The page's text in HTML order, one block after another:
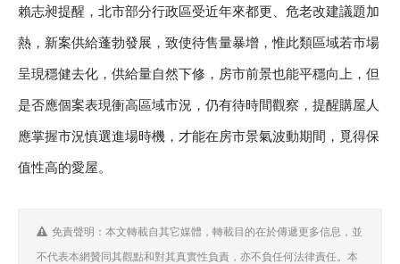
賴志昶提醒，北市部分行政區受近年來都更、危老改建議題加
熱，新案供給蓬勃發展，致使待售量暴增，惟此類區域若市場
呈現穩健去化，供給量自然下修，房市前景也能平穩向上，但
是否應個案表現衝高區域市況，仍有待時間觀察，提醒購屋人
應掌握市況慎選進場時機，才能在房市景氣波動期間，覓得保
值性高的愛屋。
免責聲明：本文轉載自其它媒體，轉載目的在於傳遞更多信息，並
不代表本網贊同其觀點和對其真實性負責，亦不負任何法律責任。本